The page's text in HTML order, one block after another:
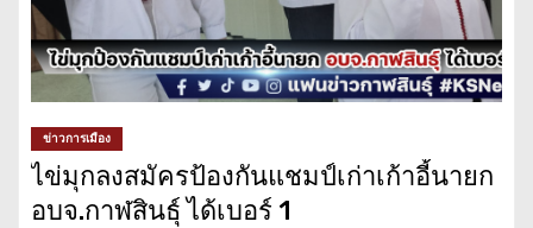
ข่าวการเมือง
ไข่มุกลงสมัครป้องกันแชมป์เก่าเก้าอี้นายก
อบจ.กาฬสินธุ์ ได้เบอร์ 1